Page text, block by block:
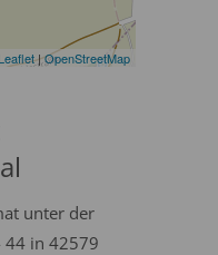
Leaflet|OpenStreetMap
unter der
44 in 42579